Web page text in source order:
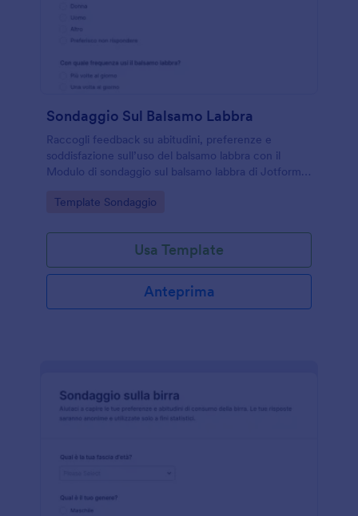
Sondaggio Sul Balsamo Labbra
Raccogli feedback su abitudini, preferenze e
soddisfazione sull’uso del balsamo labbra con il
Modulo di sondaggio sul balsamo labbra di Jotform,
online.
Go to Category:
Template Sondaggio
Usa Template
Anteprima